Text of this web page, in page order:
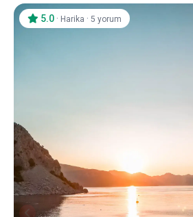
5.0 · Harika · 5 yorum